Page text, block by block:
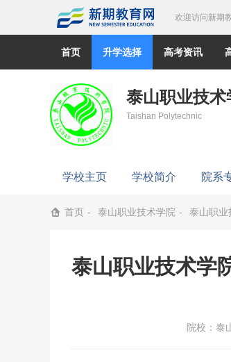
欢迎访问新期
首页 升学选择 高考资讯
泰山职业技术
Taishan Polytechnic
学校主页 学校简介 院系
首页 泰山职业技术学院 泰山职业
泰山职业技术学
院校： 泰